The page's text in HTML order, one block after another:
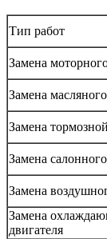
Тип работ
Замена
Замена
Замена
Замена
Замена
Замена
двигателя